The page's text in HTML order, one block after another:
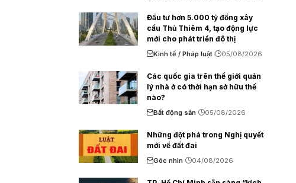
Đầu tư hơn 5.000 tỷ đồng xây
cầu Thủ Thiêm 4, tạo động lực
mới cho phát triển đô thị
Kinh tế / Pháp luật 05/08/2026
Các quốc gia trên thế giới quản
lý nhà ở có thời hạn sở hữu thế
nào?
Bất động sản 05/08/2026
Những đột phá trong Nghị quyết
mới về đất đai
Góc nhìn 04/08/2026